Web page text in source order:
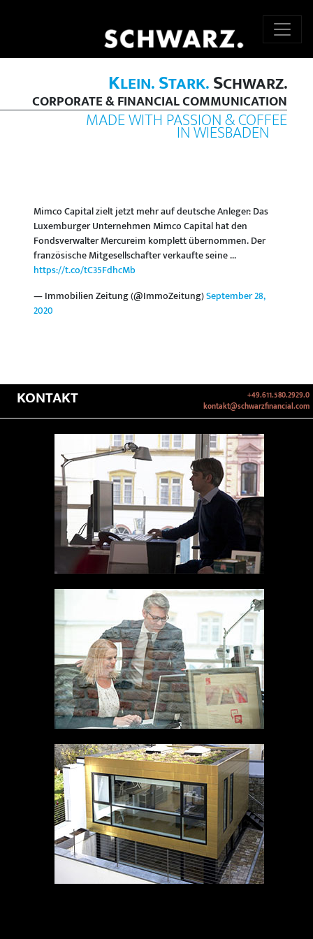
KLEIN.STARK.SCHWARZ.
CORPORATE & FINANCIAL COMMUNICATION
MADE WITH PASSION & COFFEE
IN WIESBADEN
Mimco Capital zielt jetzt mehr auf deutsche Anleger: Das
Luxemburger Unternehmen Mimco Capital hat den
Fondsverwalter Mercureim komplett übernommen. Der
französische Mitgesellschafter verkaufte seine ...
https://t.co/tC35FdhcMb
— Immobilien Zeitung (@ImmoZeitung)September 28,
2020
KONTAKT
+49.611.580.2929.0
kontakt@schwarzfinancial.com